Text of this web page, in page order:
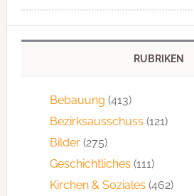
RUBRIKEN
Bebauung (413)
Bezirksausschuss (121)
Bilder(275)
Geschichtliches (111)
Kirchen & Soziales (462)